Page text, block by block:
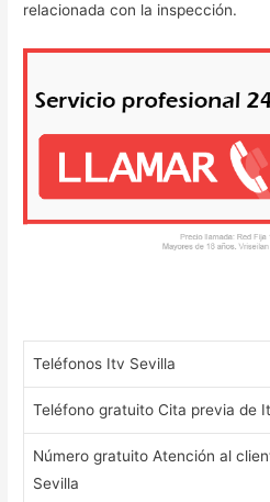
relacionada con la inspección.
Teléfonos Itv Sevilla
Teléfono gratuito Cita previa de
Número gratuito Atención al
Sevilla